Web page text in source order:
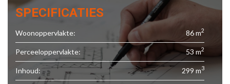
SPECIFICATIES
Woonoppervlakte: 86 m2
Perceeloppervlakte: 53 m2
Inhoud: 299 m3